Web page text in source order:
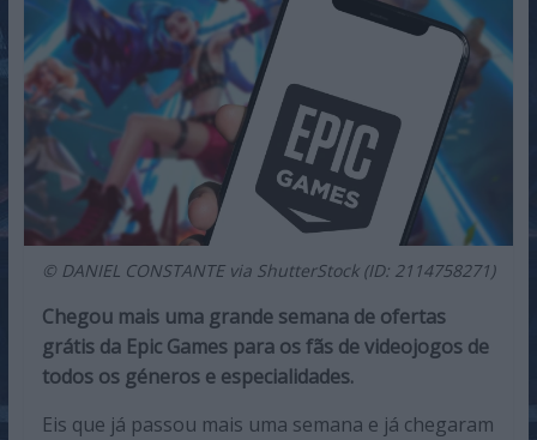
© DANIEL CONSTANTE via ShutterStock (ID: 2114758271)
Chegou mais uma grande semana de ofertas
grátis da Epic Games para os fãs de videojogos de
todos os géneros e especialidades.
Eis que já passou mais uma semana e já chegaram